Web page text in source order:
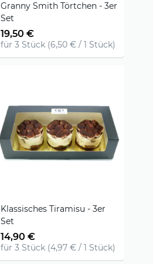
Granny Smith Törtchen - 3er
Set
19,50 €
für 3 Stück (6,50 € / 1 Stück)
Klassisches Tiramisu - 3er
Set
14,90 €
für 3 Stück (4,97 € / 1 Stück)